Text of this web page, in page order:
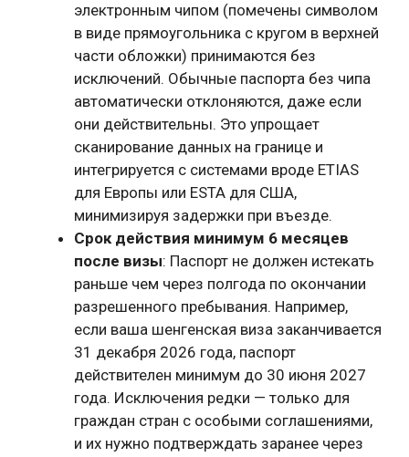
электронным чипом (помечены символом
в виде прямоугольника с кругом в верхней
части обложки) принимаются без
исключений. Обычные паспорта без чипа
автоматически отклоняются, даже если
они действительны. Это упрощает
сканирование данных на границе и
интегрируется с системами вроде ETIAS
для Европы или ESTA для США,
минимизируя задержки при въезде.
Срок действия минимум 6 месяцев
после визы: Паспорт не должен истекать
раньше чем через полгода по окончании
разрешенного пребывания. Например,
если ваша шенгенская виза заканчивается
31 декабря 2026 года, паспорт
действителен минимум до 30 июня 2027
года. Исключения редки — только для
граждан стран с особыми соглашениями,
и их нужно подтверждать заранее через